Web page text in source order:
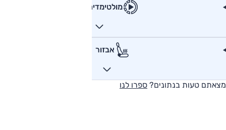
מולטימדיה
אבזור
מצאתם טעות בנתונים? ספרו לנו